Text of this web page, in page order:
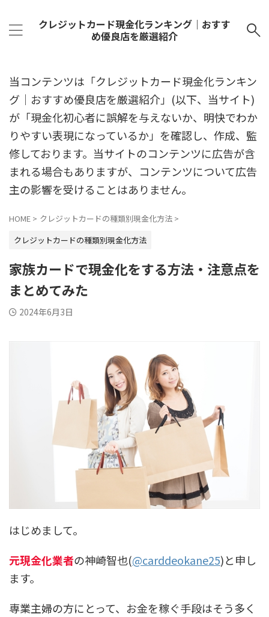
クレジットカード現金化ランキング｜おすす
め優良店を厳選紹介
当コンテンツは「クレジットカード現金化ランキン
グ｜おすすめ優良店を厳選紹介」(以下、当サイト)
が「現金化初心者に誤解を与えないか、明快でわか
りやすい表現になっているか」を確認し、作成、監
修しております。当サイトのコンテンツに広告が含
まれる場合もありますが、コンテンツについて広告
主の影響を受けることはありません。
HOME > クレジットカードの種類別現金化方法 >
クレジットカードの種類別現金化方法
家族カードで現金化をする方法・注意点を
まとめてみた
2024年6月3日
はじめまして。
元現金化業者の神崎智也(@carddeokane25)と申し
ます。
専業主婦の方にとって、お金を稼ぐ手段はそう多く